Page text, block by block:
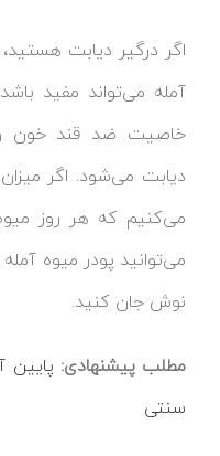
اگر درگیر دیابت
آمله می‌تواند مفید
خاصیت ضد قند خون
دیابت می‌شود. اگر
می‌کنیم که هر روز
می‌توانید پودر میوه
نوش جان کنید.
مطلب پیشنهادی: پایین
سنتی